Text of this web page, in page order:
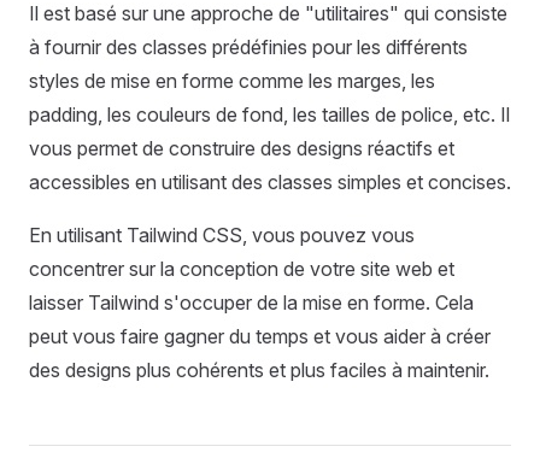
Il est basé sur une approche de "utilitaires" qui consiste
à fournir des classes prédéfinies pour les différents
styles de mise en forme comme les marges, les
padding, les couleurs de fond, les tailles de police, etc. Il
vous permet de construire des designs réactifs et
accessibles en utilisant des classes simples et concises.
En utilisant Tailwind CSS, vous pouvez vous
concentrer sur la conception de votre site web et
laisser Tailwind s'occuper de la mise en forme. Cela
peut vous faire gagner du temps et vous aider à créer
des designs plus cohérents et plus faciles à maintenir.